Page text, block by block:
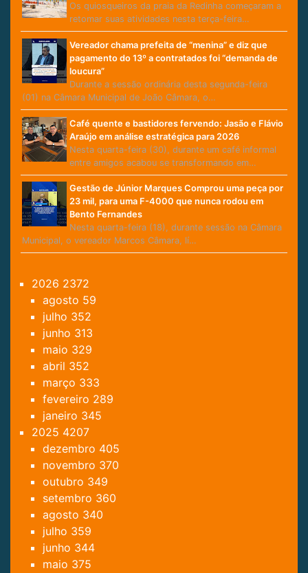
Os quiosqueiros da praia da Redinha começaram a
retomar suas atividades nesta terça-feira…
Vereador chama prefeita de “menina” e diz que
pagamento do 13º a contratados foi “demanda de
loucura”
Durante a sessão ordinária desta segunda-feira
(01) na Câmara Municipal de João Câmara, o…
Café quente e bastidores fervendo: Jasão e Flávio
Araújo em análise estratégica para 2026
Nesta quarta-feira (30), durante um café informal
entre amigos acabou se transformando em…
Gestão de Júnior Marques Comprou uma peça por
23 mil, para uma F-4000 que nunca rodou em
Bento Fernandes
Nesta quarta-feira (18), durante sessão na Câmara
Municipal, o vereador Marcos Câmara, lí…
2026 2372
agosto 59
julho 352
junho 313
maio 329
abril 352
março 333
fevereiro 289
janeiro 345
2025 4207
dezembro 405
novembro 370
outubro 349
setembro 360
agosto 340
julho 359
junho 344
maio 375